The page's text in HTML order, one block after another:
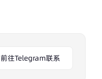
前往Telegram联系